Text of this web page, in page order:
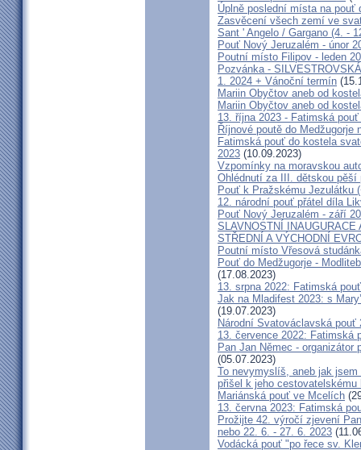
Úplně poslední místa na pouť
Zasvěcení všech zemí ve
Sant ' Angelo / Gargano (4. -
Pouť Nový Jeruzalém - únor
Poutní místo Filipov - leden
Pozvánka -
1. 2024 + Vánoční termín
Mariin Obyčtov aneb od
Mariin Obyčtov aneb od
13. října 2023 - Fatimská
Říjnové poutě do Medžugorje
Fatimská pouť do kostela
2023 (10.09.2023)
Vzpomínky na moravskou
Ohlédnutí za III. dětskou pěší
Pouť k Pražskému Jezulátku
12. národní pouť přátel díla
Pouť Nový Jeruzalém - září
SLAVNOSTNÍ
STŘEDNÍ A VÝCHODNÍ
Poutní místo Vřesová
Pouť do Medžugorje -
(17.08.2023)
13. srpna 2022: Fatimská
Jak na Mladifest 2023: s
(19.07.2023)
Národní Svatováclavská pouť
13. července 2022: Fatimská
Pan Jan Němec -
(05.07.2023)
To nevymyslíš, aneb jak
přišel k jeho cestovatelskému
Mariánská pouť ve Mcelích
13. června 2023: Fatimská
Prožijte 42. výročí zjevení
nebo 22. 6. - 27. 6. 2023
Vodácká pouť "po řece sv.